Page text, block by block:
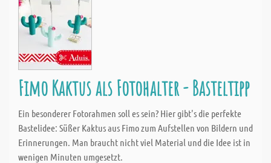
Fimo Kaktus als Fotohalter - Basteltipp
Ein besonderer Fotorahmen soll es sein? Hier gibt's die perfekte
Bastelidee: Süßer Kaktus aus Fimo zum Aufstellen von Bildern und
Erinnerungen. Man braucht nicht viel Material und die Idee ist in
wenigen Minuten umgesetzt.